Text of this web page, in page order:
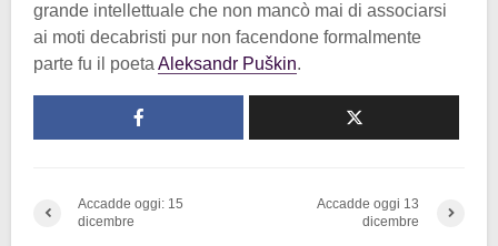
grande intellettuale che non mancò mai di associarsi
ai moti decabristi pur non facendone formalmente
parte fu il poetaAleksandr Puškin.
Accadde oggi: 15
dicembre
Accadde oggi 13
dicembre